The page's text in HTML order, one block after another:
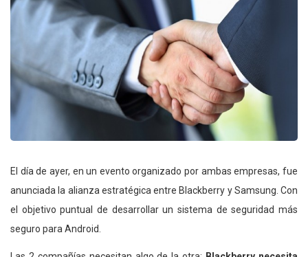
El día de ayer, en un evento organizado por ambas empresas, fue
anunciada la alianza estratégica entre Blackberry y Samsung. Con
el objetivo puntual de desarrollar un sistema de seguridad más
seguro para Android.